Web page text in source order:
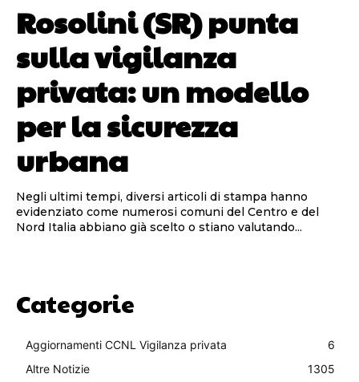
Rosolini (SR) punta
sulla vigilanza
privata: un modello
per la sicurezza
urbana
Negli ultimi tempi, diversi articoli di stampa hanno
evidenziato come numerosi comuni del Centro e del
Nord Italia abbiano già scelto o stiano valutando...
Categorie
Aggiornamenti CCNL Vigilanza privata
6
Altre Notizie
1305